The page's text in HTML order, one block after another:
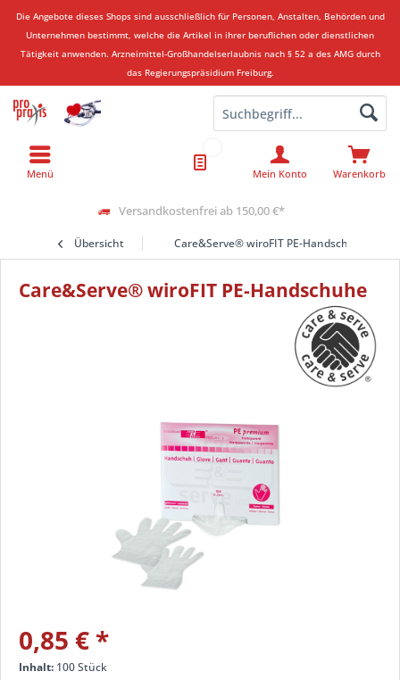
Die Angebote dieses Shops sind ausschließlich für Personen, Anstalten, Behörden und
Unternehmen bestimmt, welche die Artikel in ihrer beruflichen oder dienstlichen
Tätigkeit anwenden. Arzneimittel-Großhandelserlaubnis nach § 52 a des AMG durch
das Regierungspräsidium Freiburg.
Versandkostenfrei ab 150,00 €*
Warenkorb
Mein Konto
Menü
Übersicht Care&Serve® wiroFIT PE-Handschuhe
Care&Serve® wiroFIT PE-Handschuhe
0,85 € *
Inhalt: 100 Stück